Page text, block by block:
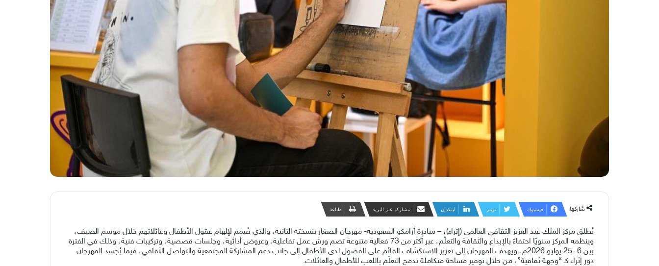
شاركها فيسبوك تويتر لينكدإن مشاركة عبر البريد طباعة
يُطلق مركز الملك عبد العزيز الثقافي العالمي (إثراء)، – مبادرة أرامكو السعودية- مهرجان الصغار بنسخته الثانية، والذي صُمم لإلهام عقول الأطفال وعائلاتهم خلال موسم الصيف،
وينظمه المركز سنويًا احتفاءً بالإبداع والثقافة والتعلّم، عبر أكثر من 73 فعالية متنوعة تضم ورش عمل تفاعلية، وعروض أدائية، وجلسات قصصية، وتركيبات فنية، وذلك في الفترة
بين 6 -25 يوليو 2026م، ويهدف المهرجان إلى تعزيز الاستكشاف القائم على الفضول لدى الأطفال إلى جانب دعم المشاركة المجتمعية والتواصل الثقافي، فيما يُجسد المهرجان
دور إثراء كـ “وجهة ثقافية”، من خلال توفير مساحة متكاملة تدمج التعلّم باللعب للأطفال والعائلات.